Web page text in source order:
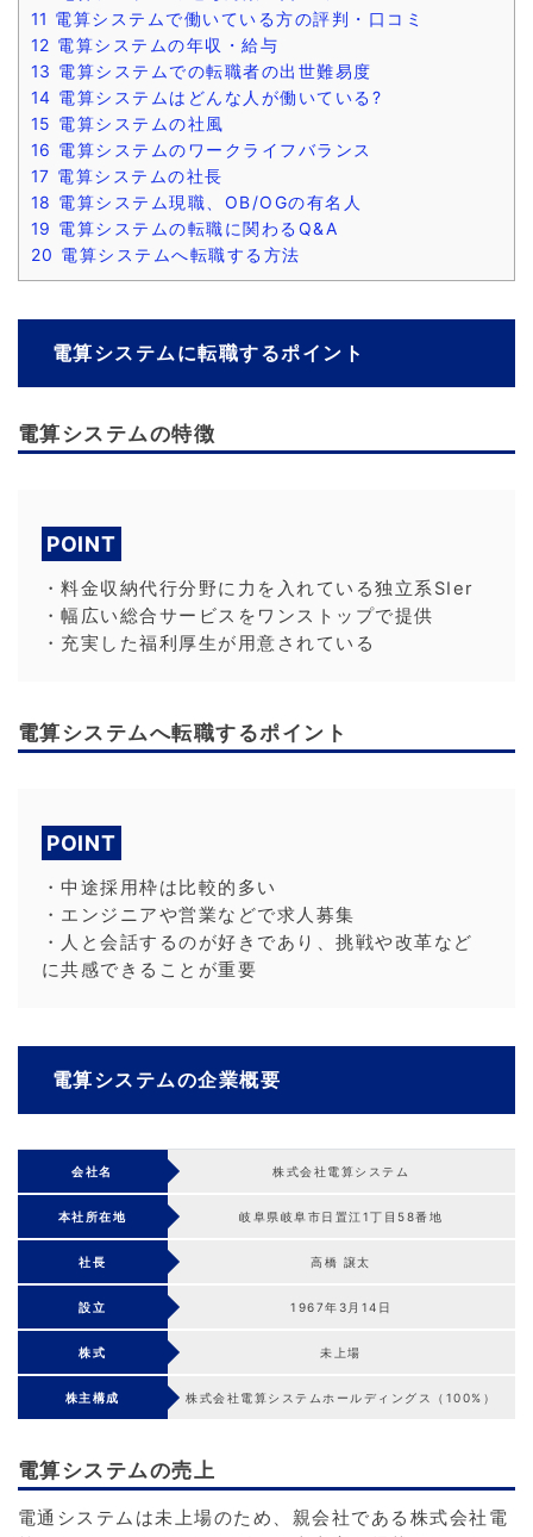
11 電算システムで働いている方の評判・口コミ
12 電算システムの年収・給与
13 電算システムでの転職者の出世難易度
14 電算システムはどんな人が働いている?
15 電算システムの社風
16 電算システムのワークライフバランス
17 電算システムの社長
18 電算システム現職、OB/OGの有名人
19 電算システムの転職に関わるQ&A
20 電算システムへ転職する方法
電算システムに転職するポイント
電算システムの特徴
POINT
・料金収納代行分野に力を入れている独立系SIer
・幅広い総合サービスをワンストップで提供
・充実した福利厚生が用意されている
電算システムへ転職するポイント
POINT
・中途採用枠は比較的多い
・エンジニアや営業などで求人募集
・人と会話するのが好きであり、挑戦や改革など
に共感できることが重要
電算システムの企業概要
会社名 株式会社電算システム
本社所在地 岐阜県岐阜市日置江1丁目58番地
社長 高橋 譲太
設立 1967年3月14日
株式 未上場
株主構成 株式会社電算システムホールディングス（100%）
電算システムの売上
電通システムは未上場のため、親会社である株式会社電